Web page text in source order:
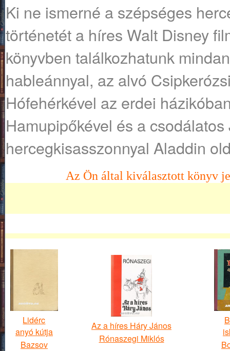
Ki ne ismerné a szépséges
történetét a híres Walt Disney
könyvben találkozhatunk
hableánnyal, az alvó
Hófehérkével az erdei
Hamupipőkével és a
hercegkisasszonnyal Aladdin
Az Ön által kiválasztott könyv
Lidérc
anyó kútja
Bazsov
Az a híres Háry János
Rónaszegi Miklós